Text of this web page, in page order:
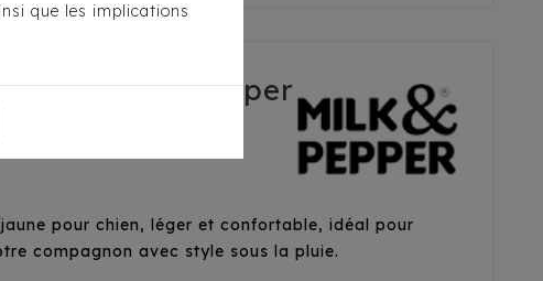
Milk&Pepper
pour chien, léger et confortable, idéal pour
compagnon avec style sous la pluie.
que les implications